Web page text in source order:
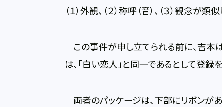
（１）外観、（２）称呼（音）、（３）観念
この事件が申し立てられる前に、吉本
は、「白い恋人」と同一であるとして登録
両者のパッケージは、下部にリボンが